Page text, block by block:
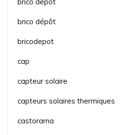
brico dépôt
bricodepot
cap
capteur solaire
capteurs solaires thermiques
castorama